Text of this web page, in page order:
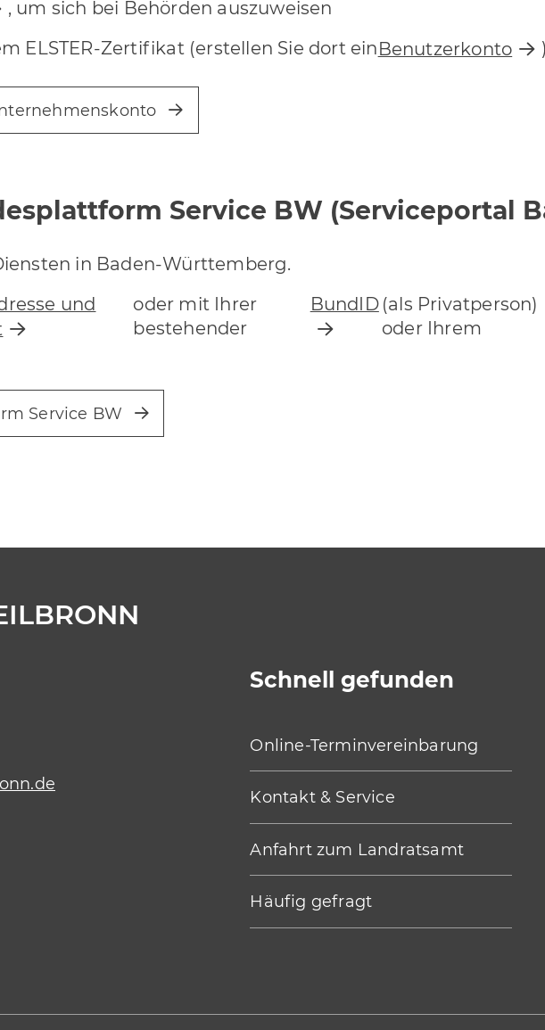
, um sich bei Behörden auszuweisen
ELSTER-Zertifikat (erstellen Sie dort ein Benutzerkonto )
Service BW (Serviceportal
in Baden-Württemberg.
und
oder mit Ihrer
bestehender
BundID (als Privatperson)
oder Ihrem
Service BW
Schnell gefunden
Online-Terminvereinbarung
Kontakt & Service
Anfahrt zum Landratsamt
Häufig gefragt